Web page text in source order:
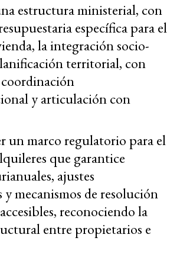
estructura ministerial, con
específica para el
la integración socio-
territorial, con
y articulación con
un marco regulatorio para el
que garantice
ajustes
y mecanismos de resolución
reconociendo la
entre propietarios e